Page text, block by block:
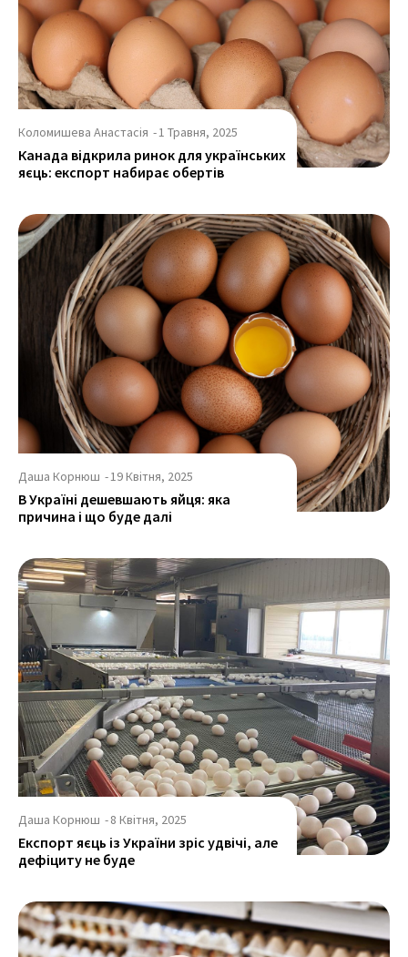
Коломишева Анастасія -1 Травня, 2025
Канада відкрила ринок для українських
яєць: експорт набирає обертів
Даша Корнюш -19 Квітня, 2025
В Україні дешевшають яйця: яка
причина і що буде далі
Даша Корнюш -8 Квітня, 2025
Експорт яєць із України зріс удвічі, але
дефіциту не буде